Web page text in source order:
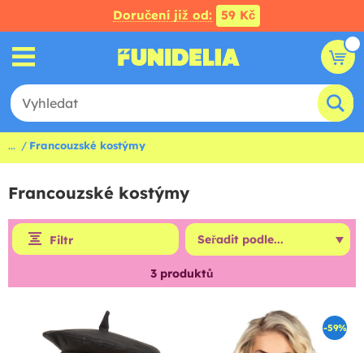
Doručení již od: 59 Kč
... Francouzské kostýmy
Francouzské kostýmy
Filtr
3 produktů
-59%